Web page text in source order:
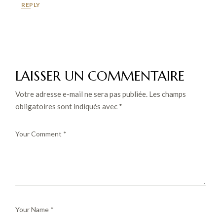
REPLY
LAISSER UN COMMENTAIRE
Votre adresse e-mail ne sera pas publiée. Les champs
obligatoires sont indiqués avec *